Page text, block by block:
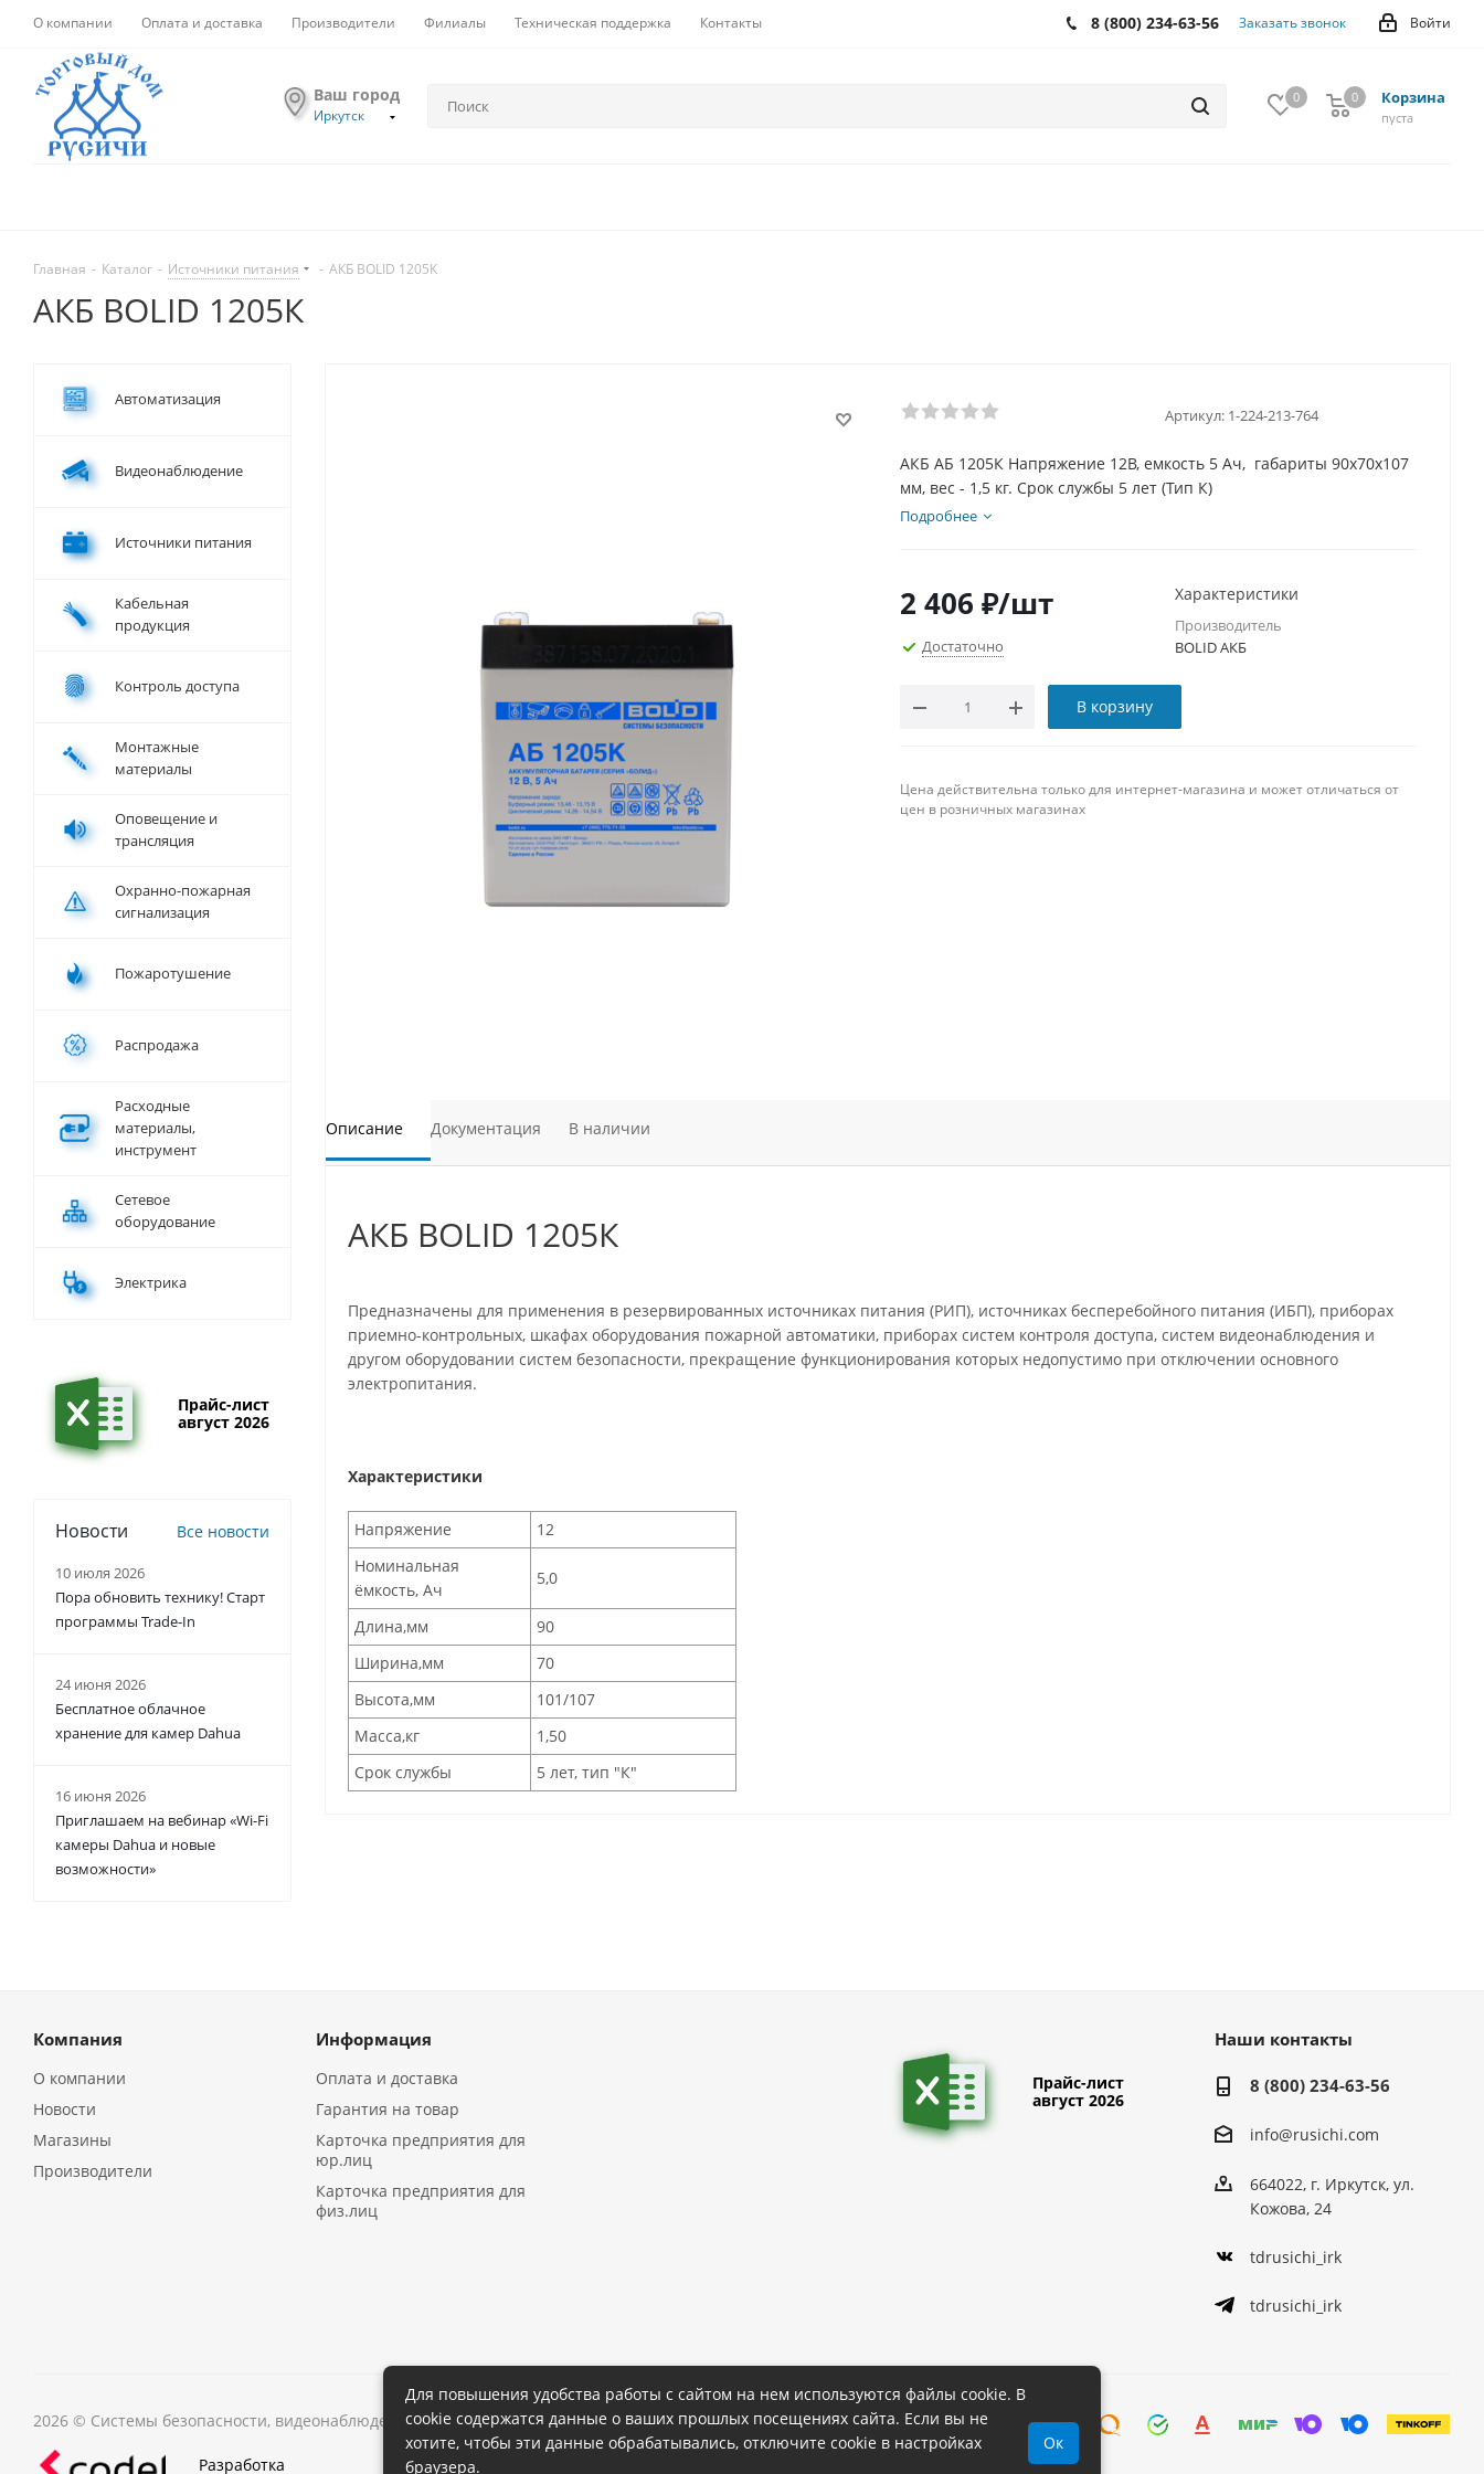
О компании Оплата и доставка Производители Филиалы Техническая поддержка Контакты Войти
8 (800) 234-63-56 Заказать звонок
Ваш город
Иркутск
0 Корзина
0
пуста
0
Главная - Каталог - Источники питания - АКБ BOLID 1205К
АКБ BOLID 1205К
Артикул: 1-224-213-764
АКБ АБ 1205К Напряжение 12В, емкость 5 Ач, габариты 90х70х107
мм, вес - 1,5 кг. Срок службы 5 лет (Тип К)
Подробнее
2 406 ₽/шт
Достаточно
В корзину
Характеристики
Производитель
BOLID АКБ
Цена действительна только для интернет-магазина и может отличаться от
цен в розничных магазинах
Описание Документация В наличии
АКБ BOLID 1205К
Предназначены для применения в резервированных источниках питания (РИП), источниках бесперебойного питания (ИБП), приборах
приемно-контрольных, шкафах оборудования пожарной автоматики, приборах систем контроля доступа, систем видеонаблюдения и
другом оборудовании систем безопасности, прекращение функционирования которых недопустимо при отключении основного
электропитания.
Характеристики
Напряжение
12
Номинальная
ёмкость, Ач
5,0
Длина,мм
90
Ширина,мм
70
Высота,мм
101/107
Масса,кг
1,50
Срок службы
5 лет, тип "К"
Автоматизация
Видеонаблюдение
Источники питания
Кабельная
продукция
Контроль доступа
Монтажные
материалы
Оповещение и
трансляция
Охранно-пожарная
сигнализация
Пожаротушение
Распродажа
Расходные
материалы,
инструмент
Сетевое
оборудование
Электрика
Прайс-лист
август 2026
Новости Все новости
10 июля 2026
Пора обновить технику! Старт
программы Trade-In
24 июня 2026
Бесплатное облачное
хранение для камер Dahua
16 июня 2026
Приглашаем на вебинар «Wi-Fi
камеры Dahua и новые
возможности»
Компания
О компании
Новости
Магазины
Производители
Информация
Оплата и доставка
Гарантия на товар
Карточка предприятия для
юр.лиц
Карточка предприятия для
физ.лиц
Прайс-лист
август 2026
Наши контакты
8 (800) 234-63-56
info@rusichi.com
664022, г. Иркутск, ул.
Кожова, 24
tdrusichi_irk
tdrusichi_irk
2026 © Системы безопасности, видеонаблюдения в ИркутскеПолитика конфиденциальности
Разработка
Для повышения удобства работы с сайтом на нем используются файлы cookie. В
cookie содержатся данные о ваших прошлых посещениях сайта. Если вы не
хотите, чтобы эти данные обрабатывались, отключите cookie в настройках
браузера.
Ок